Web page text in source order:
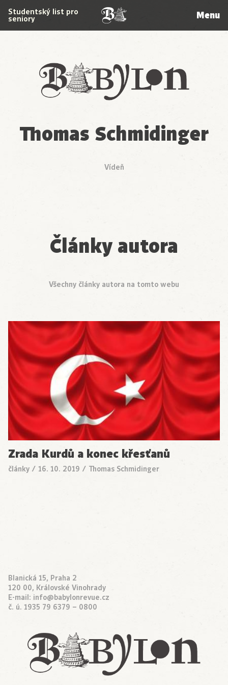
Babylon
Studentský list pro
seniory Menu
Thomas Schmidinger
Vídeň
Články autora
Všechny články autora na tomto webu
Zrada Kurdů a konec křesťanů
články / 16. 10. 2019 / Thomas Schmidinger
Blanická 15, Praha 2
120 00, Královské Vinohrady
E-mail: info@babylonrevue.cz
č. ú. 1935 79 6379 – 0800